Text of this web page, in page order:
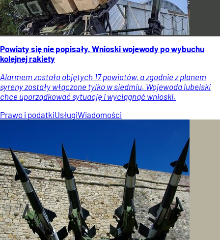
Powiaty się nie popisały. Wnioski wojewody po wybuchu
kolejnej rakiety
Alarmem zostało objętych 17 powiatów, a zgodnie z planem
syreny zostały włączone tylko w siedmiu. Wojewoda lubelski
chce uporządkować sytuację i wyciągnąć wnioski.
Prawo i podatkiUsługiWiadomości